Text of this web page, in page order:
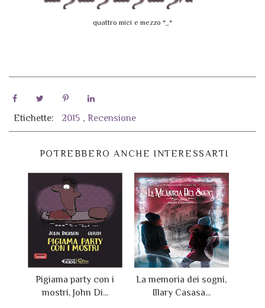
quattro mici e mezzo *_*
Etichette: 2015 , Recensione
POTREBBERO ANCHE INTERESSARTI
Pigiama party con i
mostri, John Di...
La memoria dei sogni,
Illary Casasa...